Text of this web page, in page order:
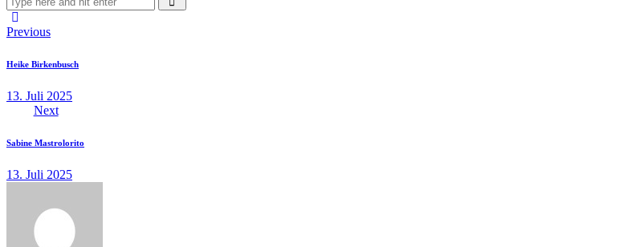
Previous
Heike Birkenbusch
13. Juli 2025
Next
Sabine Mastrolorito
13. Juli 2025